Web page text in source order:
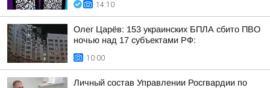
14:10
Олег Царёв: 153 украинских БПЛА сбито ПВО
ночью над 17 субъектами РФ:
10:00
Личный состав Управлении Росгвардии по